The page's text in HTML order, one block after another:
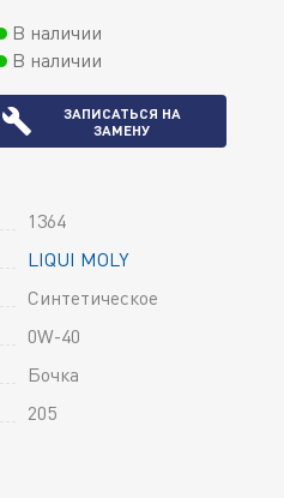
В наличии
В наличии
ЗАПИСАТЬСЯ НА
ЗАМЕНУ
1364
LIQUI MOLY
Синтетическое
0W-40
Бочка
205